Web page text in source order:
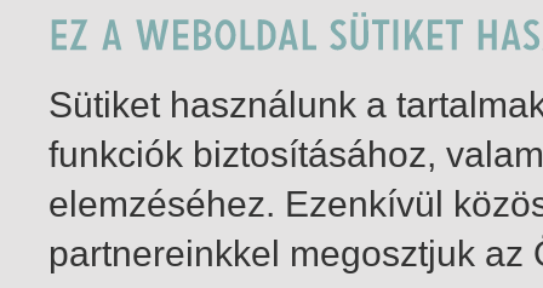
Sütiket használunk a
funkciók biztosításához,
elemzéséhez. Ezenkívül
partnereinkkel megosztjuk